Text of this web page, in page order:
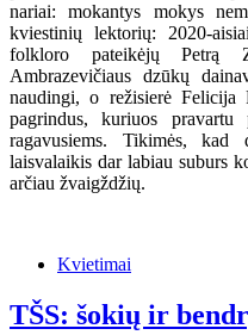
nariai: mokantys mokys
kviestinių lektorių: 2020-
folkloro pateikėjų Petrą
Ambrazevičiaus dzūkų
naudingi, o režisierė Felicija
pagrindus, kuriuos
ragavusiems. Tikimės, kad
laisvalaikis dar labiau suburs
arčiau žvaigždžių.
Kvietimai
TŠS: šokių ir